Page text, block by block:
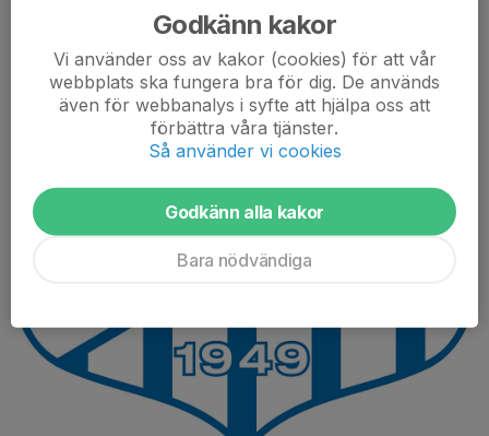
Godkänn kakor
Vi använder oss av kakor (cookies) för att vår
webbplats ska fungera bra för dig. De används
även för webbanalys i syfte att hjälpa oss att
förbättra våra tjänster.
Så använder vi cookies
Godkänn alla kakor
Bara nödvändiga